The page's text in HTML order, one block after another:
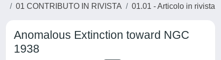
01 CONTRIBUTO IN RIVISTA
01.01 - Articolo in rivista
Anomalous Extinction toward NGC
1938